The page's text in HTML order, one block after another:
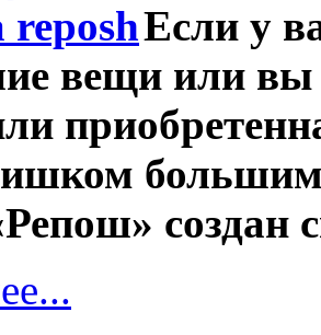
Если у
вещи или
создан